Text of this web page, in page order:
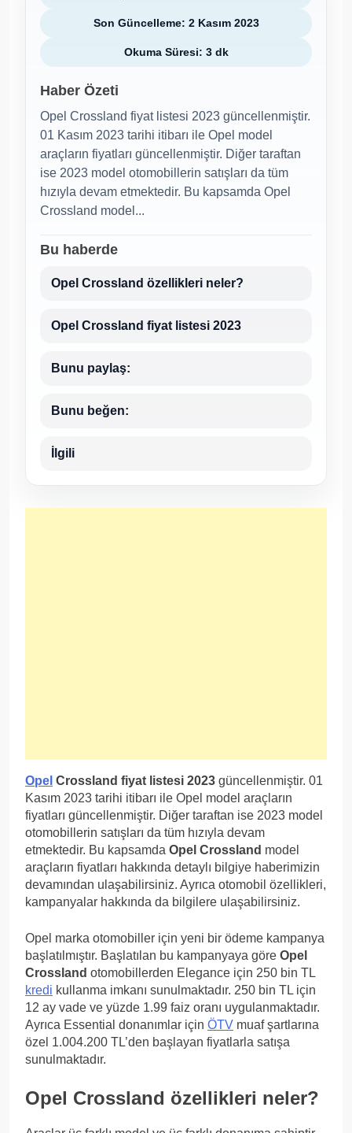
Son Güncelleme: 2 Kasım 2023
Okuma Süresi: 3 dk
Haber Özeti
Opel Crossland fiyat listesi 2023 güncellenmiştir.
01 Kasım 2023 tarihi itibarı ile Opel model
araçların fiyatları güncellenmiştir. Diğer taraftan
ise 2023 model otomobillerin satışları da tüm
hızıyla devam etmektedir. Bu kapsamda Opel
Crossland model...
Bu haberde
Opel Crossland özellikleri neler?
Opel Crossland fiyat listesi 2023
Bunu paylaş:
Bunu beğen:
İlgili
Opel Crossland fiyat listesi 2023 güncellenmiştir. 01
Kasım 2023 tarihi itibarı ile Opel model araçların
fiyatları güncellenmiştir. Diğer taraftan ise 2023 model
otomobillerin satışları da tüm hızıyla devam
etmektedir. Bu kapsamda Opel Crossland model
araçların fiyatları hakkında detaylı bilgiye haberimizin
devamından ulaşabilirsiniz. Ayrıca otomobil özellikleri,
kampanyalar hakkında da bilgilere ulaşabilirsiniz.
Opel marka otomobiller için yeni bir ödeme kampanya
başlatılmıştır. Başlatılan bu kampanyaya göre Opel
Crossland otomobillerden Elegance için 250 bin TL
kredi kullanma imkanı sunulmaktadır. 250 bin TL için
12 ay vade ve yüzde 1.99 faiz oranı uygulanmaktadır.
Ayrıca Essential donanımlar için ÖTV muaf şartlarına
özel 1.004.200 TL’den başlayan fiyatlarla satışa
sunulmaktadır.
Opel Crossland özellikleri neler?